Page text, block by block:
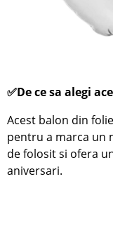
✅De ce sa alegi
Acest balon din
pentru a marca un
de folosit si ofera
aniversari.